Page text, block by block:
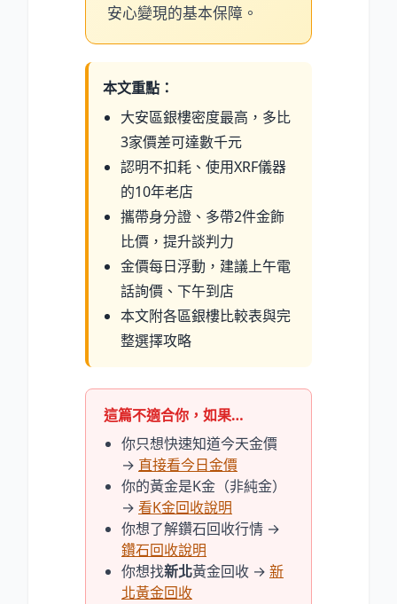
安心變現的基本保障。
本文重點：
大安區銀樓密度最高，多比
3家價差可達數千元
認明不扣耗、使用XRF儀器
的10年老店
攜帶身分證、多帶2件金飾
比價，提升談判力
金價每日浮動，建議上午電
話詢價、下午到店
本文附各區銀樓比較表與完
整選擇攻略
這篇不適合你，如果…
你只想快速知道今天金價
→ 直接看今日金價
你的黃金是K金（非純金）
→ 看K金回收說明
你想了解鑽石回收行情 →
鑽石回收說明
你想找新北黃金回收 → 新
北黃金回收